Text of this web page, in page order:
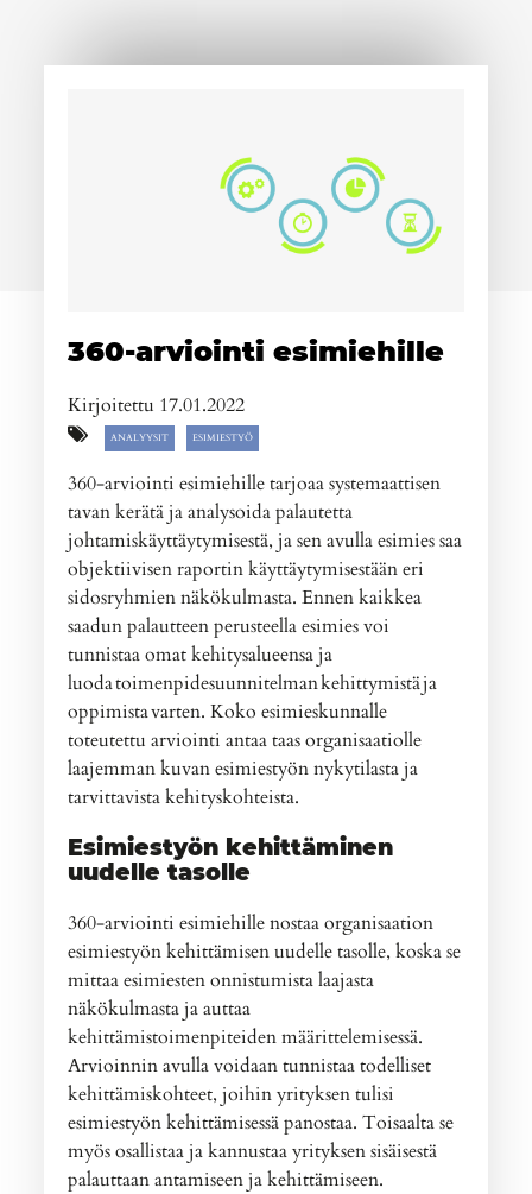
360-arviointi esimiehille
Kirjoitettu 17.01.2022
ANALYYSIT ESIMIESTYÖ
360-arviointi esimiehille tarjoaa systemaattisen
tavan kerätä ja analysoida palautetta
johtamiskäyttäytymisestä, ja sen avulla esimies saa
objektiivisen raportin käyttäytymisestään eri
sidosryhmien näkökulmasta. Ennen kaikkea
saadun palautteen perusteella esimies voi
tunnistaa omat kehitysalueensa ja
luoda toimenpidesuunnitelman kehittymistä ja
oppimista varten. Koko esimieskunnalle
toteutettu arviointi antaa taas organisaatiolle
laajemman kuvan esimiestyön nykytilasta ja
tarvittavista kehityskohteista.
Esimiestyön kehittäminen
uudelle tasolle
360-arviointi esimiehille nostaa organisaation
esimiestyön kehittämisen uudelle tasolle, koska se
mittaa esimiesten onnistumista laajasta
näkökulmasta ja auttaa
kehittämistoimenpiteiden määrittelemisessä.
Arvioinnin avulla voidaan tunnistaa todelliset
kehittämiskohteet, joihin yrityksen tulisi
esimiestyön kehittämisessä panostaa. Toisaalta se
myös osallistaa ja kannustaa yrityksen sisäisestä
palauttaan antamiseen ja kehittämiseen.